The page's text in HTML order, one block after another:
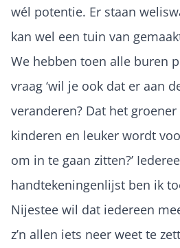
wél potentie. Er staan
kan wel een tuin van
We hebben toen alle buren
vraag ‘wil je ook dat er aan
veranderen? Dat het
kinderen en leuker wordt
om in te gaan zitten?’
handtekeningenlijst ben ik
Nijestee wil dat iedereen
z’n allen iets neer weet te